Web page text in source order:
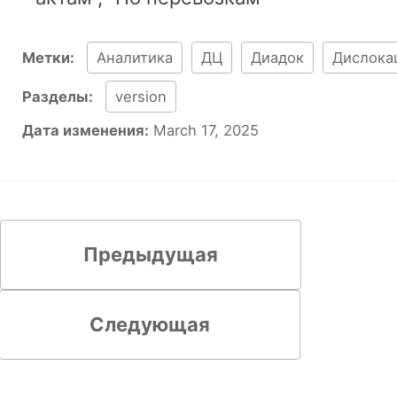
Метки: Аналитика ДЦ Диадок
Разделы:
version
Дата изменения: March 17, 2025
Предыдущая
Следующая